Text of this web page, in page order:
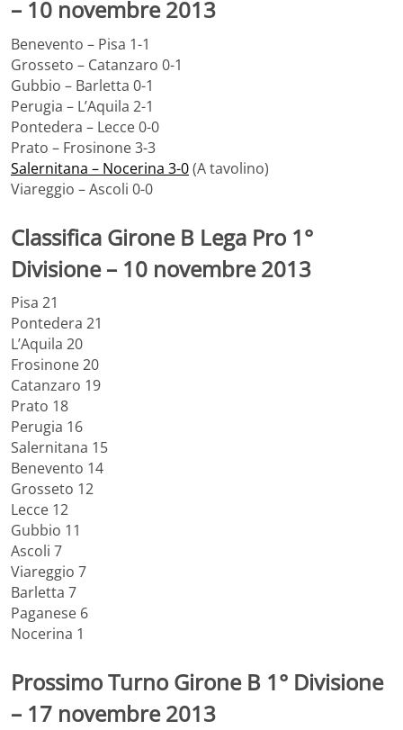
– 10 novembre 2013
Benevento – Pisa 1-1
Grosseto – Catanzaro 0-1
Gubbio – Barletta 0-1
Perugia – L’Aquila 2-1
Pontedera – Lecce 0-0
Prato – Frosinone 3-3
Salernitana – Nocerina 3-0(A tavolino)
Viareggio – Ascoli 0-0
Classifica Girone B Lega Pro 1°
Divisione – 10 novembre 2013
Pisa 21
Pontedera 21
L’Aquila 20
Frosinone 20
Catanzaro 19
Prato 18
Perugia 16
Salernitana 15
Benevento 14
Grosseto 12
Lecce 12
Gubbio 11
Ascoli 7
Viareggio 7
Barletta 7
Paganese 6
Nocerina 1
Prossimo Turno Girone B 1° Divisione
– 17 novembre 2013